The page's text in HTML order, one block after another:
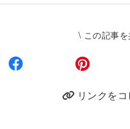
\ この記事
リンクを